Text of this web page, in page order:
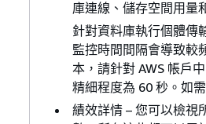
庫連線、儲存空間用量
針對資料庫執行個體傳
監控時間間隔會導致較
本，請針對 AWS 帳戶
精細程度為 60 秒。如
績效詳情 – 您可以檢視